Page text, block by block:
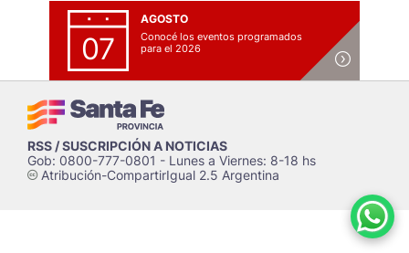
07
AGOSTO
Conocé los eventos programados
para el 2026
RSS / SUSCRIPCIÓN A NOTICIAS
Gob: 0800-777-0801 - Lunes a Viernes: 8-18 hs
cAtribución-CompartirIgual 2.5 Argentina